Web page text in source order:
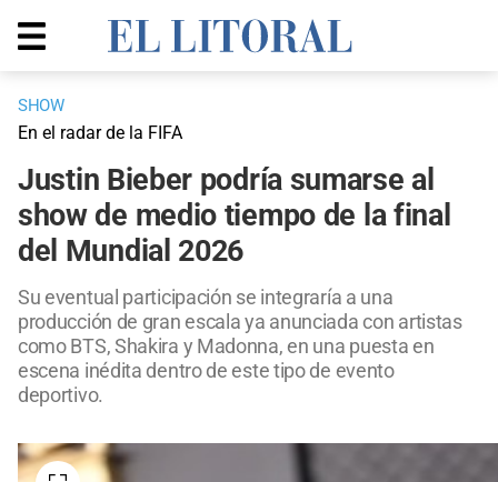
SHOW
En el radar de la FIFA
Justin Bieber podría sumarse al
show de medio tiempo de la final
del Mundial 2026
Su eventual participación se integraría a una
producción de gran escala ya anunciada con artistas
como BTS, Shakira y Madonna, en una puesta en
escena inédita dentro de este tipo de evento
deportivo.